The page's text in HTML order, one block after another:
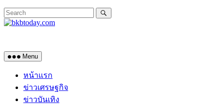
Menu
หน้าแรก
ข่าวเศรษฐกิจ
ข่าวบันเทิง